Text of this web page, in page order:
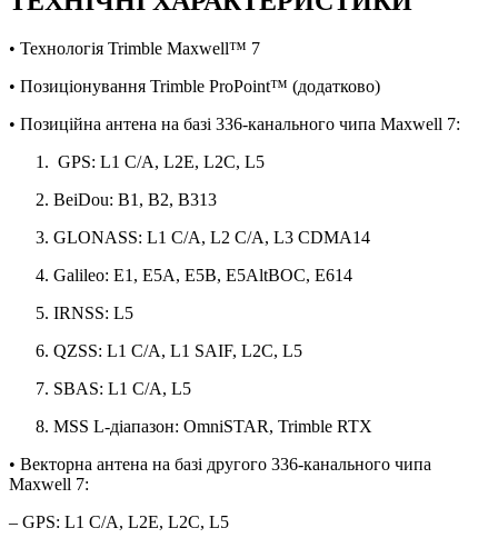
• Технологія Trimble Maxwell™ 7
• Позиціонування Trimble ProPoint™ (додатково)
• Позиційна антена на базі 336-канального чипа Maxwell 7:
GPS: L1 C/A, L2E, L2C, L5
BeiDou: B1, B2, B313
GLONASS: L1 C/A, L2 C/A, L3 CDMA14
Galileo: E1, E5A, E5B, E5AltBOC, E614
IRNSS: L5
QZSS: L1 C/A, L1 SAIF, L2C, L5
SBAS: L1 C/A, L5
MSS L-діапазон: OmniSTAR, Trimble RTX
• Векторна антена на базі другого 336-канального чипа
Maxwell 7:
– GPS: L1 C/A, L2E, L2C, L5